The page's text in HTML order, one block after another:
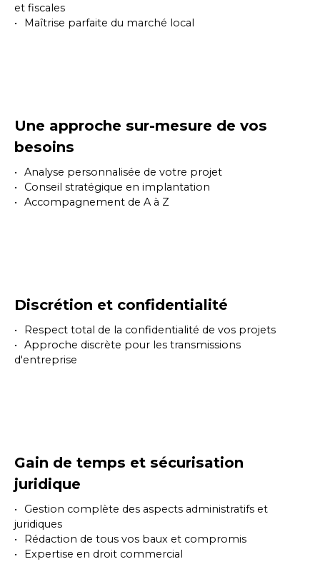
et fiscales
Maîtrise parfaite du marché local
Une approche sur-mesure de vos
besoins
Analyse personnalisée de votre projet
Conseil stratégique en implantation
Accompagnement de A à Z
Discrétion et confidentialité
Respect total de la confidentialité de vos projets
Approche discrète pour les transmissions
d'entreprise
Gain de temps et sécurisation
juridique
Gestion complète des aspects administratifs et
juridiques
Rédaction de tous vos baux et compromis
Expertise en droit commercial